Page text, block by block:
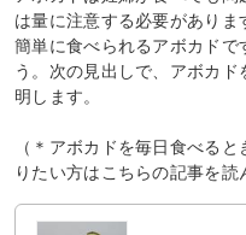
は量に注意する必要があり
簡単に食べられるアボカドで
う。次の見出しで、アボカ
明します。
（＊アボカドを毎日食べる
りたい方はこちらの記事を読